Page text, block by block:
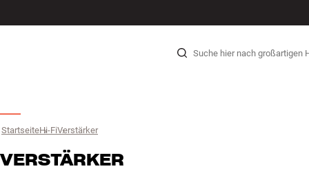
Zum Inhalt wechseln
Startseite ›
Hi-Fi ›
Verstärker
VERSTÄRKER